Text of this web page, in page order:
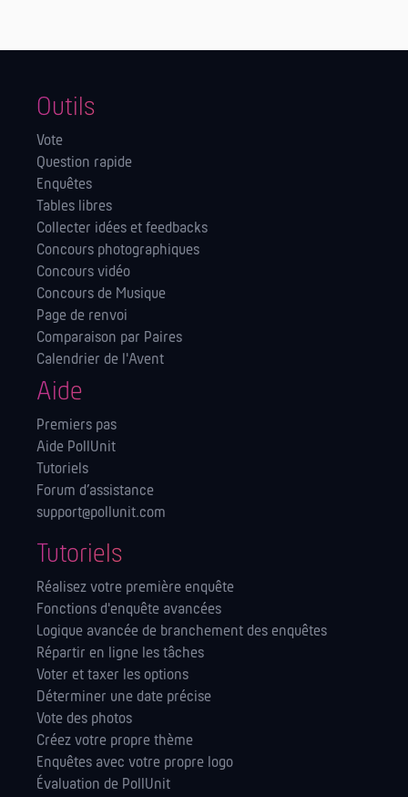
Outils
Vote
Question rapide
Enquêtes
Tables libres
Collecter idées et feedbacks
Concours photographiques
Concours vidéo
Concours de Musique
Page de renvoi
Comparaison par Paires
Calendrier de l'Avent
Aide
Premiers pas
Aide PollUnit
Tutoriels
Forum d’assistance
support@pollunit.com
Tutoriels
Réalisez votre première enquête
Fonctions d'enquête avancées
Logique avancée de branchement des enquêtes
Répartir en ligne les tâches
Voter et taxer les options
Déterminer une date précise
Vote des photos
Créez votre propre thème
Enquêtes avec votre propre logo
Évaluation de PollUnit